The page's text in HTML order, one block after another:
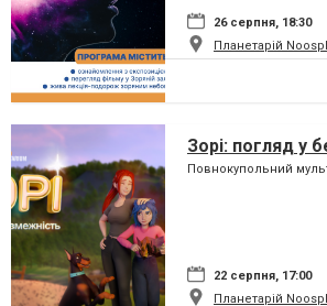
26 серпня, 18:30
Планетарій
Зорі: погляд у
Повнокупольний
22 серпня, 17:00
Планетарій